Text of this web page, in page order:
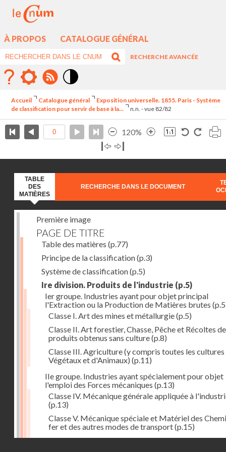
À PROPOS CATALOGUE GÉNÉRAL
RECHERCHE AVANCÉE
élévé
Accueil Catalogue général
Exposition universelle. 1855. Paris - Système
de classification pour servir de base à la...
n.n. - vue 82/82
120%
TABLE
DES
MATIÈRES
RECHERCHE DANS LE DOCUMENT
Première image
PAGE DE TITRE
Table des matières (p.77)
Principe de la classification(p.3)
Système de classification(p.5)
Ire division. Produits de l'industrie (p.5)
Ier groupe. Industries ayant pour objet principal
l'Extraction ou la Production de Matières brutes
Classe I. Art des mines et métallurgie(p.5)
Classe II. Art forestier, Chasse, Pêche et Récoltes de
produits obtenus sans culture(p.8)
Classe III. Agriculture (y compris toutes les cultures
Végétaux et d'Animaux) (p.11)
IIe groupe. Industries ayant spécialement pour objet
l'emploi des Forces mécaniques (p.13)
Classe IV. Mécanique générale appliquée à
(p.13)
Classe V. Mécanique spéciale et Matériel des
fer et des autres modes de transport(p.15)
Classe VI. Mécanique spéciale et Matériel des